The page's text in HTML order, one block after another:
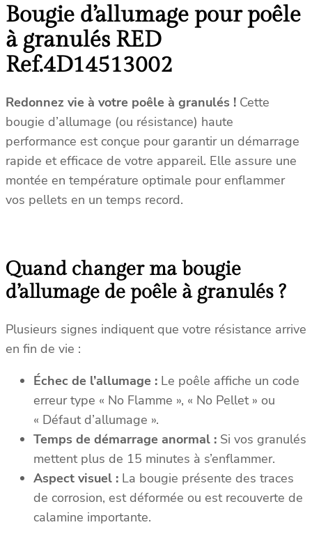
e
c
o
m
a
i
b
l
e
R
8
0
(
e
Bougie d’allumage pour poêle
à granulés RED
Ref.4D14513002
Redonnez vie à votre poêle à granulés ! Cette
bougie d’allumage (ou résistance) haute
performance est conçue pour garantir un démarrage
rapide et efficace de votre appareil. Elle assure une
montée en température optimale pour enflammer
vos pellets en un temps record.
Quand changer ma bougie
d’allumage de poêle à granulés ?
Plusieurs signes indiquent que votre résistance arrive
en fin de vie :
Échec de l’allumage : Le poêle affiche un code
erreur type « No Flamme », « No Pellet » ou
« Défaut d’allumage ».
Temps de démarrage anormal : Si vos granulés
mettent plus de 15 minutes à s’enflammer.
Aspect visuel : La bougie présente des traces
de corrosion, est déformée ou est recouverte de
calamine importante.